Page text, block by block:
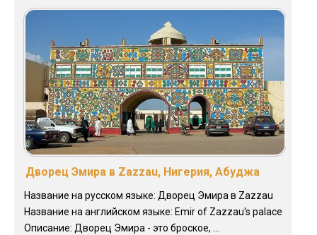
Дворец Эмира в Zazzau, Нигерия, Абуджа
Название на русском языке: Дворец Эмира в Zazzau
Название на английском языке: Emir of Zazzau's palace
Описание: Дворец Эмира - это броское, ...